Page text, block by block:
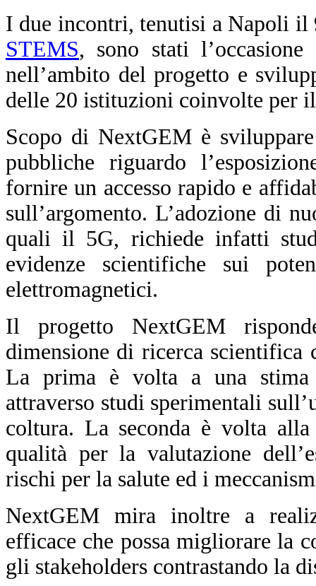
I due incontri, tenutisi a Napoli il
STEMS, sono stati
nell’ambito del progetto e
delle 20 istituzioni coinvolte per
Scopo di NextGEM è
pubbliche riguardo
fornire un accesso rapido e
sull’argomento. L’adozione di
quali il 5G, richiede infatti
evidenze scientifiche sui
elettromagnetici.
Il progetto NextGEM
dimensione di ricerca scientifica
La prima è volta a una stima
attraverso studi sperimentali
coltura. La seconda è volta
qualità per la valutazione
rischi per la salute ed i
NextGEM mira inoltre a
efficace che possa migliorare la
gli stakeholders contrastando la